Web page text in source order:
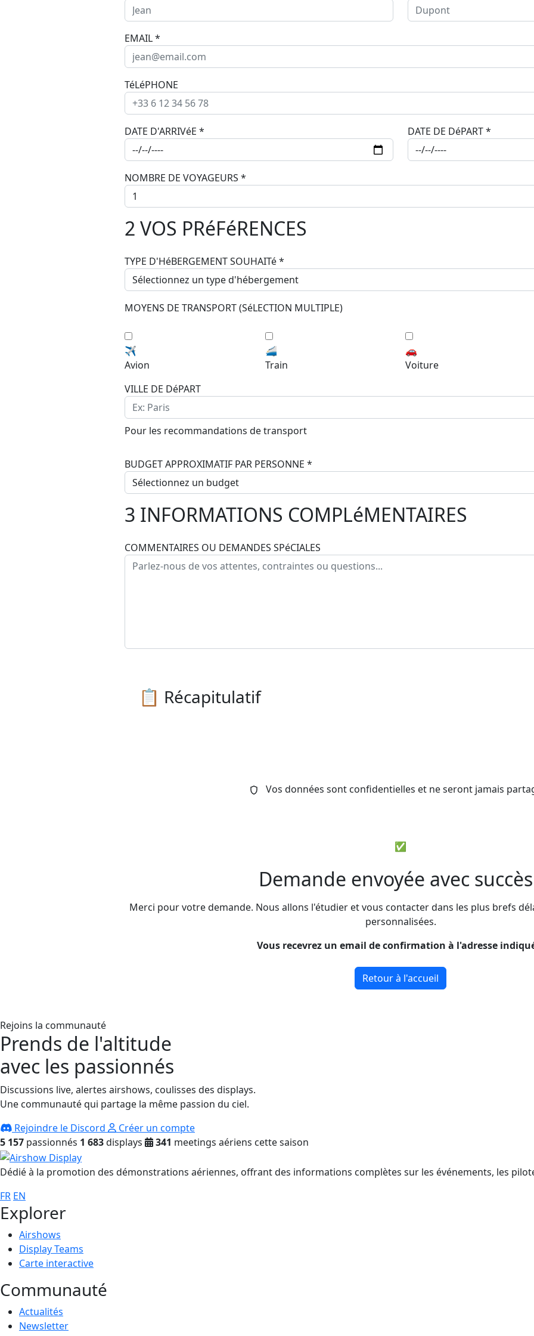
EMAIL*
TéLéPHONE
DATE D'ARRIVéE * DATE DE DéPART*
NOMBRE DE VOYAGEURS *
2 VOS PRéFéRENCES
TYPE D'HéBERGEMENT SOUHAITé*
MOYENS DE TRANSPORT (SéLECTION MULTIPLE)
✈️
Avion
🚄
Train
🚗
Voiture
VILLE DE DéPART
Pour les recommandations de transport
BUDGET APPROXIMATIF PAR PERSONNE *
3 INFORMATIONS COMPLéMENTAIRES
COMMENTAIRES OU DEMANDES SPéCIALES
📋 Récapitulatif
Vos données sont confidentielles et ne seront jamais
✅
Demande envoyée avec
Merci pour votre demande. Nous allons l'étudier et vous contacter dans les plus brefs
personnalisées.
Vous recevrez un email de confirmation à l'adresse
Retour à l'accueil
Rejoins la communauté
Prends de l'altitude
avec les passionnés
Discussions live, alertes airshows, coulisses des displays.
Une communauté qui partage la même passion du ciel.
Rejoindre le Discord
Créer un compte
5 157 passionnés 1 683displays 341 meetings aériens cette saison
Dédié à la promotion des démonstrations aériennes, offrant des informations complètes sur les événements, les
FR EN
Explorer
Airshows
Display Teams
Carte interactive
Communauté
Actualités
Newsletter